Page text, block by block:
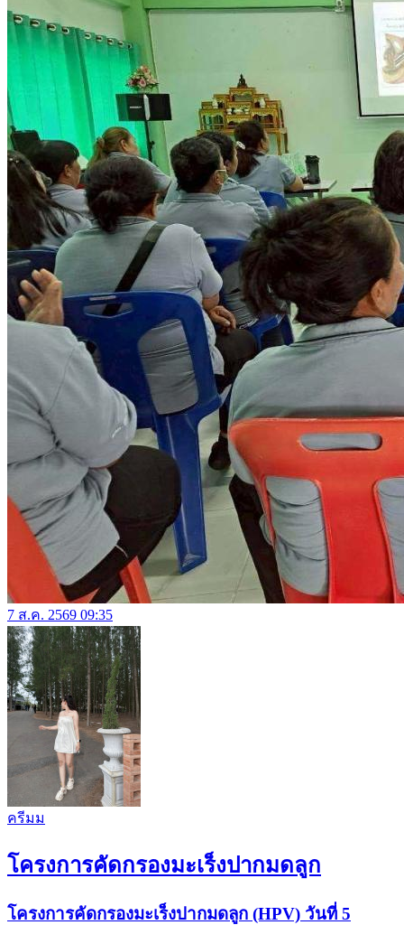
7 ส.ค. 2569 09:35
ครีมม
โครงการคัดกรองมะเร็งปากมดลูก
โครงการคัดกรองมะเร็งปากมดลูก (HPV) วันที่ 5